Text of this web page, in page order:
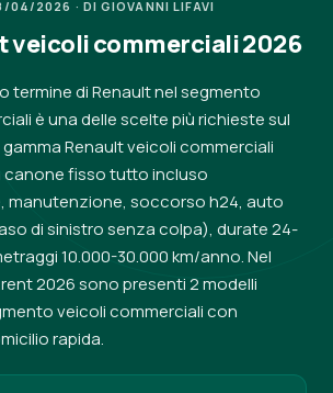
04/2026 · DI GIOVANNI LIFAVI
veicoli commerciali 2026
termine di Renault nel segmento
è una delle scelte più richieste sul
Renault veicoli commerciali
canone fisso tutto incluso
manutenzione, soccorso h24, auto
di sinistro senza colpa), durate 24-
10.000-30.000 km/anno. Nel
2026 sono presenti 2 modelli
veicoli commerciali con
rapida.